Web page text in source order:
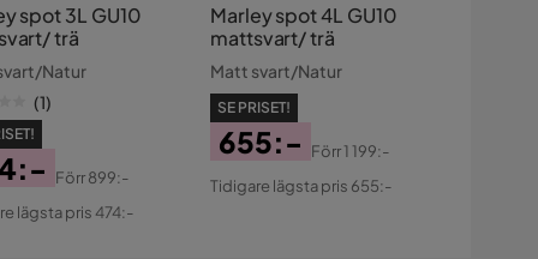
spot 3L GU10
trä
Natur
(1)
Förr899:-
lägsta pris 474:-
Marley spot 4L GU10
mattsvart/ trä
Matt svart/Natur
SE PRISET!
Pris
655:-
Original
Förr1 199:-
Tidigare lägsta pris 655:-